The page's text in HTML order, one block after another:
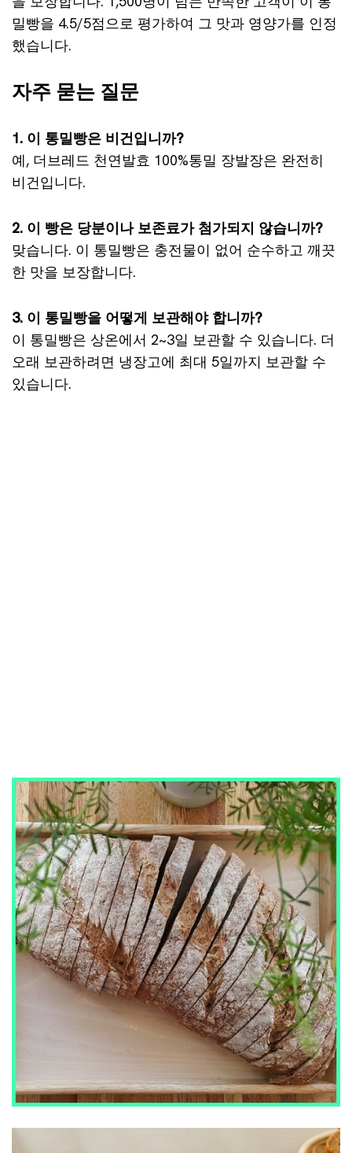
밀빵을 4.5/5점으로 평가하여 그 맛과 영양가를 인정
했습니다.
자주 묻는 질문
1. 이 통밀빵은 비건입니까?
예, 더브레드 천연발효 100%통밀 장발장은 완전히
비건입니다.
2. 이 빵은 당분이나 보존료가 첨가되지 않습니까?
맞습니다. 이 통밀빵은 충전물이 없어 순수하고 깨끗
한 맛을 보장합니다.
3. 이 통밀빵을 어떻게 보관해야 합니까?
이 통밀빵은 상온에서 2~3일 보관할 수 있습니다. 더
오래 보관하려면 냉장고에 최대 5일까지 보관할 수
있습니다.